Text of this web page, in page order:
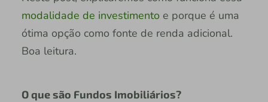
modalidade de investimentoe porque é uma
ótima opção como fonte de renda adicional.
Boa leitura.
O que são Fundos Imobiliários?